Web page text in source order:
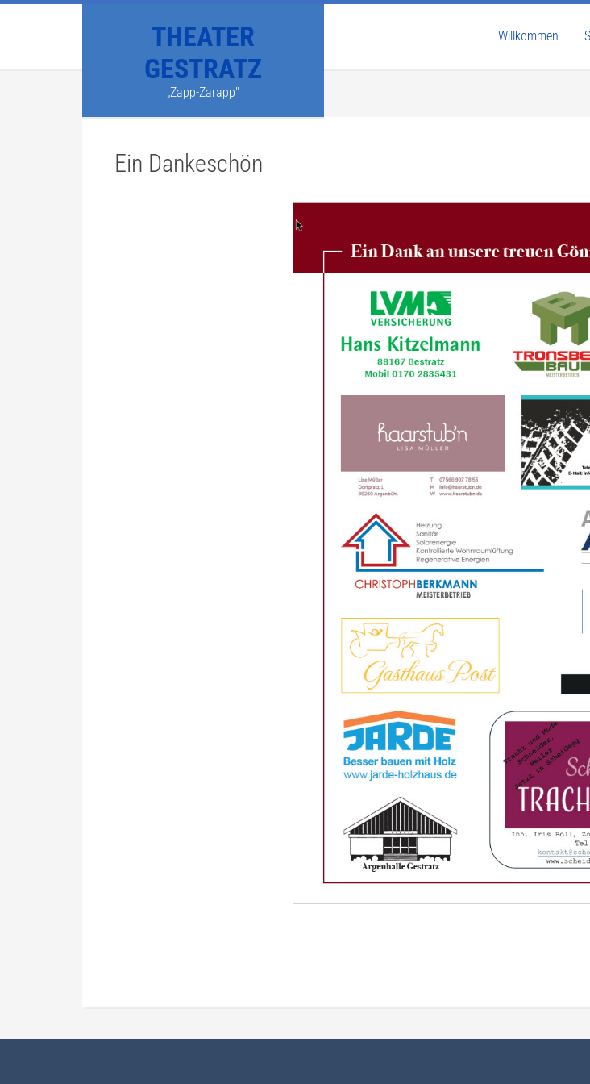
THEATER
GESTRATZ
„Zapp-Zarapp"
Willkommen
Ein Dankeschön